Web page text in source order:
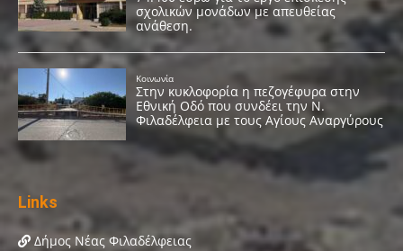
Links
Δήμος Νέας Φιλαδέλφειας